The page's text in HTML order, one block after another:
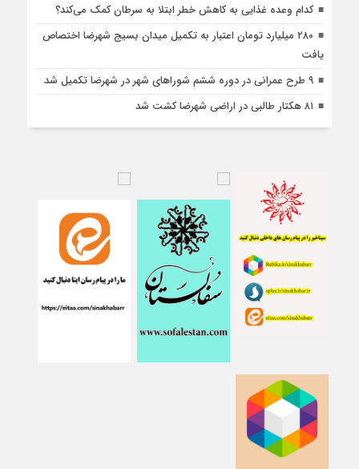
کدام وعده غذایی به کاهش خطر ابتلا به سرطان کمک می‌کند؟
۲۸۰ میلیارد تومان اعتبار به تکمیل میدان بسیج شهرضا اختصاص
یافت
۹ طرح عمرانی در دوره ششم شوراهای شهر در شهرضا تکمیل شد
۸۱ هکتار طالبی در اراضی شهرضا کشت شد